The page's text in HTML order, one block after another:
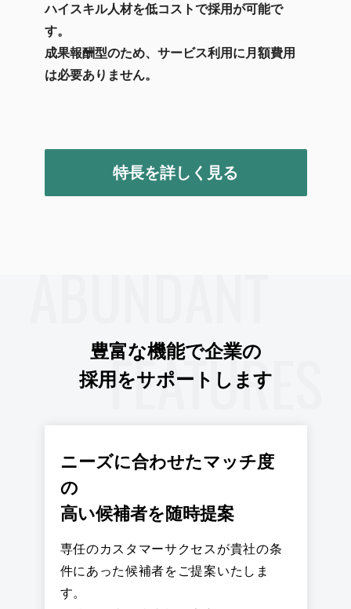
ハイスキル人材を低コストで採用が可能で
す。
成果報酬型のため、サービス利用に月額費用
は必要ありません。
特長を詳しく見る
FEATURES
豊富な機能で企業の
採用をサポートします
ニーズに合わせたマッチ度
の
高い候補者を随時提案
専任のカスタマーサクセスが貴社の条
件にあった候補者をご提案いたしま
す。